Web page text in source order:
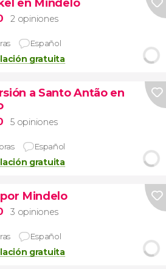
2 opiniones
Español
gratuita
a Santo Antão en
5 opiniones
Español
gratuita
Mindelo
3 opiniones
Español
gratuita